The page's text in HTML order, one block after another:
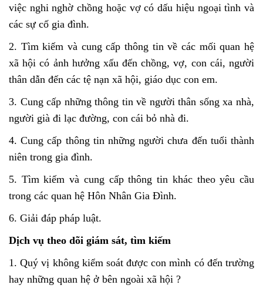
việc nghi nghờ chồng hoặc vợ có dấu hiệu ngoại tình và
các sự cố gia đình.
2. Tìm kiếm và cung cấp thông tin về các mối quan hệ
xã hội có ảnh hưởng xấu đến chồng, vợ, con cái, người
thân dẫn đến các tệ nạn xã hội, giáo dục con em.
3. Cung cấp những thông tin về người thân sống xa nhà,
người già đi lạc đường, con cái bỏ nhà đi.
4. Cung cấp thông tin những người chưa đến tuổi thành
niên trong gia đình.
5. Tìm kiếm và cung cấp thông tin khác theo yêu cầu
trong các quan hệ Hôn Nhân Gia Đình.
6. Giải đáp pháp luật.
Dịch vụ theo dõi giám sát, tìm kiếm
1. Quý vị không kiểm soát được con mình có đến trường
hay những quan hệ ở bên ngoài xã hội ?